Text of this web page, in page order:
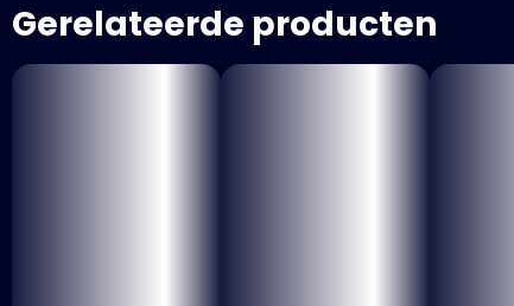
Gerelateerde producten